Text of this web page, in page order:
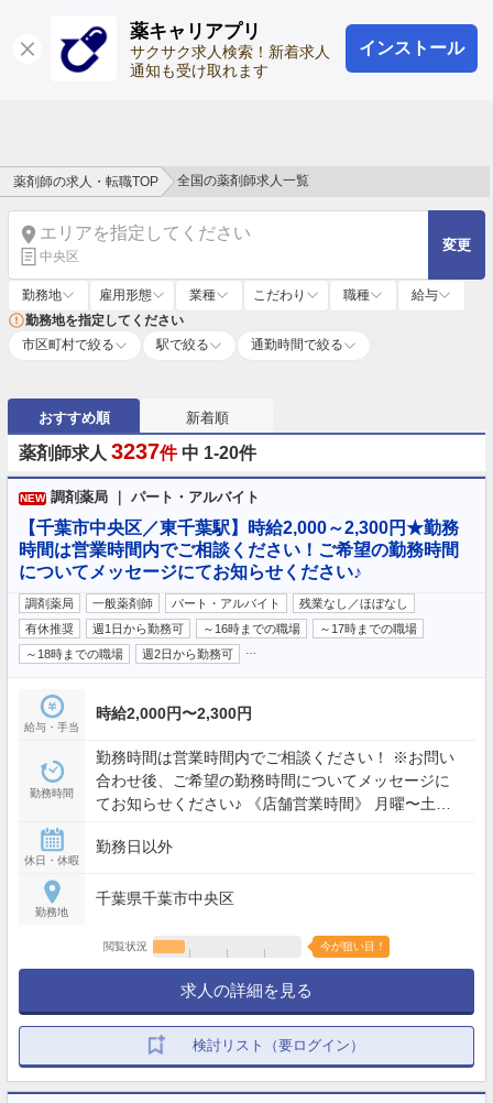
薬キャリアプリ
サクサク求人検索！新着求人
通知も受け取れます
インストール
ログイン 会員登録
薬剤師の求人・転職TOP 全国の薬剤師求人一覧
エリアを指定してください
中央区
変更
勤務地 雇用形態 業種 こだわり 職種
給与
勤務地を指定してください
市区町村で絞る
駅で絞る 通勤時間で絞る
おすすめ順 新着順
薬剤師求人 3237件 中 1-20件
NEW 調剤薬局 ｜ パート・アルバイト
【千葉市中央区／東千葉駅】時給2,000～2,300円★勤務
時間は営業時間内でご相談ください！ご希望の勤務時間
についてメッセージにてお知らせください♪
調剤薬局 一般薬剤師 パート・アルバイト
残業なし／ほぼなし
有休推奨
週1日から勤務可 ～16時までの職場
～17時までの職場
～18時までの職場
週2日から勤務可
給与・手当
時給2,000円〜2,300円
勤務時間
勤務時間は営業時間内でご相談ください！ ※お問い
合わせ後、ご希望の勤務時間についてメッセージに
てお知らせください♪ 《店舗営業時間》 月曜〜土
休日・休暇
勤務日以外
勤務地
千葉県千葉市中央区
閲覧状況 今が狙い目！
求人の詳細を見る
検討リスト（要ログイン）